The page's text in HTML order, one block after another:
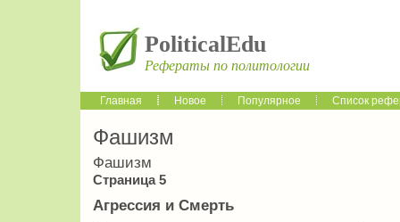
PoliticalEdu
Рефераты по политологии
Главная Новое Популярное Список
Фашизм
Фашизм
Страница 5
Агрессия и Смерть